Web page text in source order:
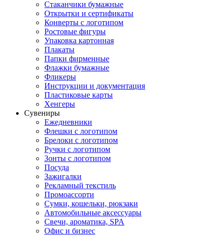
Стаканчики бумажные
Открытки и сертификаты
Конверты с логотипом
Ростовые фигуры
Упаковка картонная
Плакаты
Папки фирменные
Флажки бумажные
Фликеры
Инструкции и документация
Пластиковые карты
Хенгеры
Сувениры
Ежедневники
Флешки с логотипом
Брелоки с логотипом
Ручки с логотипом
Зонты с логотипом
Посуда
Зажигалки
Рекламный текстиль
Промоассорти
Сумки, кошельки, рюкзаки
Автомобильные аксессуары
Свечи, ароматика, SPA
Офис и бизнес